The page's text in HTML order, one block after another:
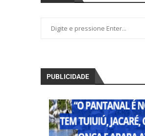
PUBLICIDADE